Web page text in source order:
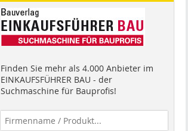
Finden Sie mehr als 4.000 Anbieter im
EINKAUFSFÜHRER BAU - der
Suchmaschine für Bauprofis!